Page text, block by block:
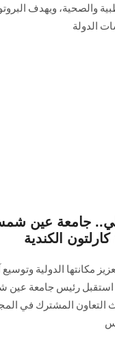
والصحية، ويهدف
الدولة
جامعة عين
الكندية
مكانتها الدولية
استقبل رئيس جامعة
التعاون المشترك في